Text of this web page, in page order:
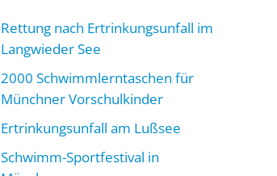
Rettung nach Ertrinkungsunfall im
Langwieder See
2000 Schwimmlerntaschen für
Münchner Vorschulkinder
Ertrinkungsunfall am Lußsee
Schwimm-Sportfestival in